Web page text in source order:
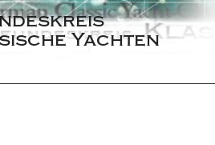
Yachten